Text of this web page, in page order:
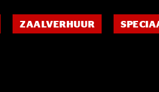
ZAALVERHUUR